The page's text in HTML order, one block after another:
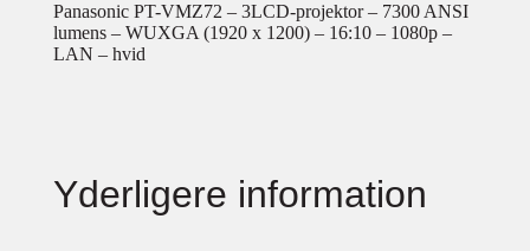
Panasonic PT-VMZ72 – 3LCD-projektor – 7300 ANSI
lumens – WUXGA (1920 x 1200) – 16:10 – 1080p –
LAN – hvid
Yderligere information